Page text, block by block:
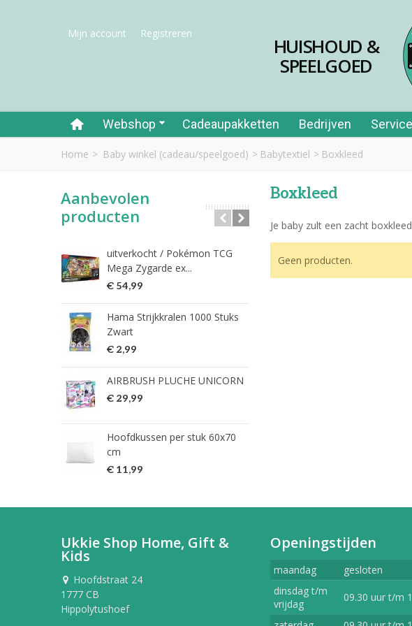
Mijn account Registreren
HUISHOUD &
SPEELGOED
Webshop Cadeaupakketten Bedrijven Service
Home > Baby winkel (cadeau/speelgoed) > Babytextiel > Boxkleed
Aanbevolen
producten
uitverkocht / Pokémon TCG
Mega Zygarde ex...
€ 54,99
Hama Strijkkralen 1000 Stuks
Zwart
€ 2,99
AIRBRUSH PLUCHE UNICORN
€ 29,99
Hoofdkussen per stuk 60x70
cm
€ 11,99
Rietjes papier 40st in tube
€ 1,99
Boxkleed
Je baby zult een zacht
Geen producten.
Ukkie Shop Home, Gift &
Kids
Hoofdstraat 24
1777 CB
Hippolytushoef
Openingstijden
maandag
gesloten
dinsdag t/m
vrijdag
09.30 uur t/m